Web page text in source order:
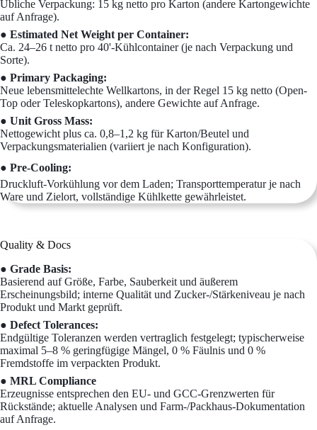
Übliche Verpackung: 15 kg netto pro Karton (andere Kartongewichte
auf Anfrage).
● Estimated Net Weight per Container:
Ca. 24–26 t netto pro 40'-Kühlcontainer (je nach Verpackung und
Sorte).
● Primary Packaging:
Neue lebensmittelechte Wellkartons, in der Regel 15 kg netto (Open-
Top oder Teleskopkartons), andere Gewichte auf Anfrage.
● Unit Gross Mass:
Nettogewicht plus ca. 0,8–1,2 kg für Karton/Beutel und
Verpackungsmaterialien (variiert je nach Konfiguration).
● Pre-Cooling:
Druckluft-Vorkühlung vor dem Laden; Transporttemperatur je nach
Ware und Zielort, vollständige Kühlkette gewährleistet.
Quality & Docs
● Grade Basis:
Basierend auf Größe, Farbe, Sauberkeit und äußerem
Erscheinungsbild; interne Qualität und Zucker-/Stärkeniveau je nach
Produkt und Markt geprüft.
● Defect Tolerances:
Endgültige Toleranzen werden vertraglich festgelegt; typischerweise
maximal 5–8 % geringfügige Mängel, 0 % Fäulnis und 0 %
Fremdstoffe im verpackten Produkt.
● MRL Compliance
Erzeugnisse entsprechen den EU- und GCC-Grenzwerten für
Rückstände; aktuelle Analysen und Farm-/Packhaus-Dokumentation
auf Anfrage.